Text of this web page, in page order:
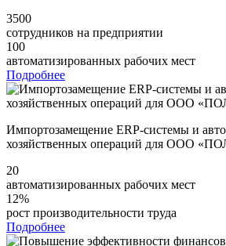
3500
сотрудников на предприятии
100
автоматизированных рабочих мест
Подробнее
Импортозамещение ERP-системы и
хозяйственных операций для ООО
20
автоматизированных рабочих мест
12%
рост производительности труда
Подробнее